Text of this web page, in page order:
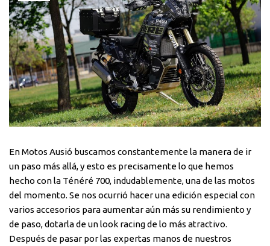
En Motos Ausió buscamos constantemente la manera de ir
un paso más allá, y esto es precisamente lo que hemos
hecho con la Ténéré 700, indudablemente, una de las motos
del momento. Se nos ocurrió hacer una edición especial con
varios accesorios para aumentar aún más su rendimiento y
de paso, dotarla de un look racing de lo más atractivo.
Después de pasar por las expertas manos de nuestros